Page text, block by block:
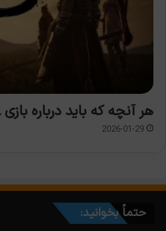
هر آنچه که باید درباره بازی Project TAL بدانید
2026-01-29
حتماً بخوانید: